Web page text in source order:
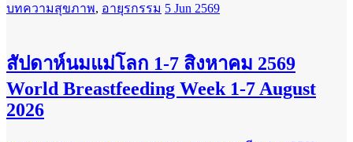
บทความสุขภาพ, อายุรกรรม 5 Jun 2569
สัปดาห์นมแม่โลก 1-7 สิงหาคม 2569
World Breastfeeding Week 1-7 August
2026